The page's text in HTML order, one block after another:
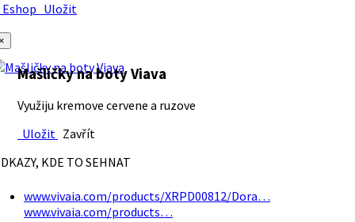
Uložit
Mašličky na boty Viava
Využiju kremove cervene a ruzove
Uložit Zavřít
KDE TO SEHNAT
www.vivaia.com/products/XRPD00812/Dora…
www.vivaia.com/products…